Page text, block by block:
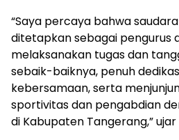
“Saya percaya bahwa
ditetapkan sebagai pengurus
melaksanakan tugas dan
sebaik-baiknya, penuh
kebersamaan, serta
sportivitas dan pengabdian
di Kabupaten Tangerang,”